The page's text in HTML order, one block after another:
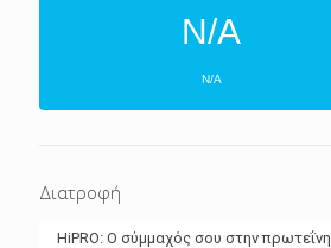
N/A
N/A
Διατροφή
HiPRO: Ο σύμμαχός σου στην πρωτεΐνη